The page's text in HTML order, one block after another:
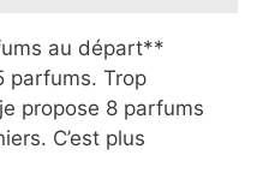
au départ**
parfums. Trop
propose 8 parfums
C’est plus